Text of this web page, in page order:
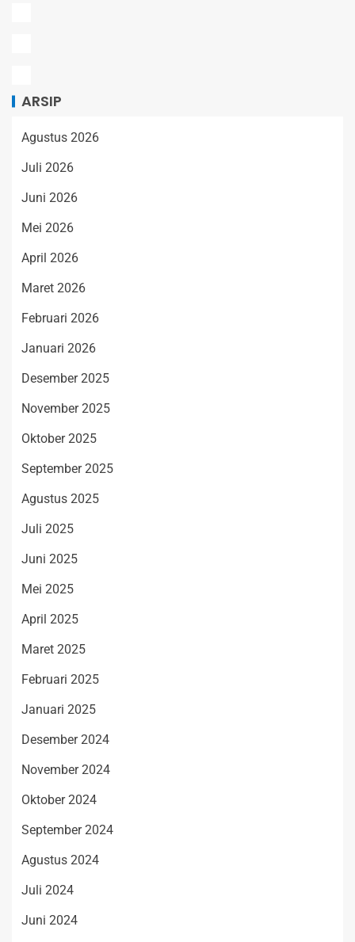
ARSIP
Agustus 2026
Juli 2026
Juni 2026
Mei 2026
April 2026
Maret 2026
Februari 2026
Januari 2026
Desember 2025
November 2025
Oktober 2025
September 2025
Agustus 2025
Juli 2025
Juni 2025
Mei 2025
April 2025
Maret 2025
Februari 2025
Januari 2025
Desember 2024
November 2024
Oktober 2024
September 2024
Agustus 2024
Juli 2024
Juni 2024